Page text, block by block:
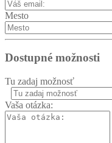
Mesto
Dostupné možnosti
Tu zadaj možnosť
Vaša otázka: